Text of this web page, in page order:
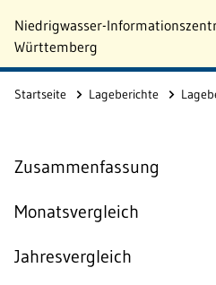
Zum Hauptinhalt springen
Niedrigwasser-
Württemberg
Startseite Lageberichte